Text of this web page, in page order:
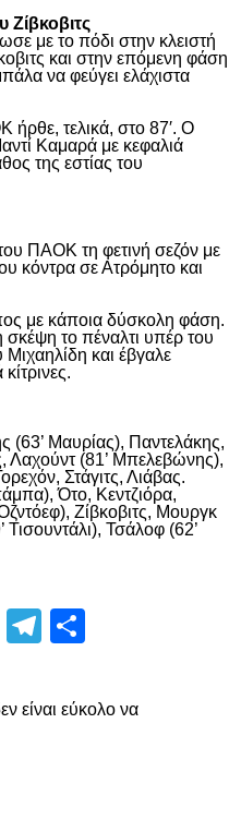
Ζίβκοβιτς
με το πόδι στην κλειστή
και στην επόμενη φάση
να φεύγει ελάχιστα
τελικά, στο 87′. Ο
Καμαρά με κεφαλιά
της εστίας του
ΠΑΟΚ τη φετινή σεζόν με
κόντρα σε Ατρόμητο και
με κάποια δύσκολη φάση.
σκέψη το πέναλτι υπέρ του
και έβγαλε
(63’ Μαυρίας), Παντελάκης,
Λαχούντ (81’ Μπελεβώνης),
Στάγιτς, Λιάβας.
Ότο, Κεντζιόρα,
Ζίβκοβιτς, Μουργκ
Τισουντάλι), Τσάλοφ (62’
LinkedIn
Telegram
είναι εύκολο να